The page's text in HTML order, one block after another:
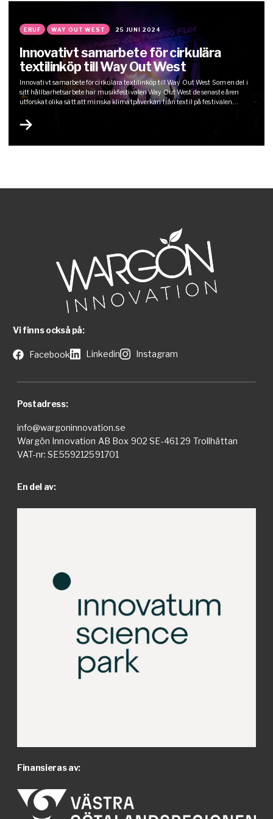
ERUF WAY OUT WEST 25 JUNI 2024
Innovativt samarbete för cirkulära
textilinköp till Way Out West
Innovativt samarbete för cirkulära textilinköp till Way Out West Som en del i
sitt hållbarhetsarbete har musikfestivalen Way Out West de senaste åren
utforskat olika sätt att minska klimatpåverkan från textil på festivalen.
att minska miljö- och klimatavtrycket från textilbranschen, bland annat
genom att hitta…
Vi finns också på:
Facebook Linkedin Instagram
Postadress:
info@wargoninnovation.se
Wargön Innovation AB Box 902 SE-461 29 Trollhättan
VAT-nr: SE559212591701
En del av:
Finansieras av: